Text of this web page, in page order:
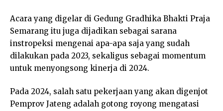
Acara yang digelar di Gedung Gradhika Bhakti Praja
Semarang itu juga dijadikan sebagai sarana
instropeksi mengenai apa-apa saja yang sudah
dilakukan pada 2023, sekaligus sebagai momentum
untuk menyongsong kinerja di 2024.
Pada 2024, salah satu pekerjaan yang akan digenjot
Pemprov Jateng adalah gotong royong mengatasi